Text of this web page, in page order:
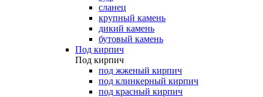
сланец
крупный камень
дикий камень
бутовый камень
Под кирпич
Под кирпич
под жженый кирпич
под клинкерный кирпич
под красный кирпич